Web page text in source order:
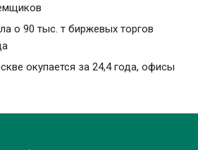
о 90 тыс. т биржевых торгов
окупается за 24,4 года, офисы